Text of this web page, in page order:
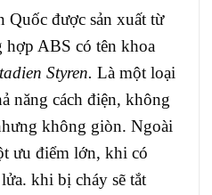
Quốc được sản xuất từ
hợp ABS có tên khoa
Styren. Là một loại
năng cách điện, không
không giòn. Ngoài
ưu điểm lớn, khi có
khi bị cháy sẽ tắt